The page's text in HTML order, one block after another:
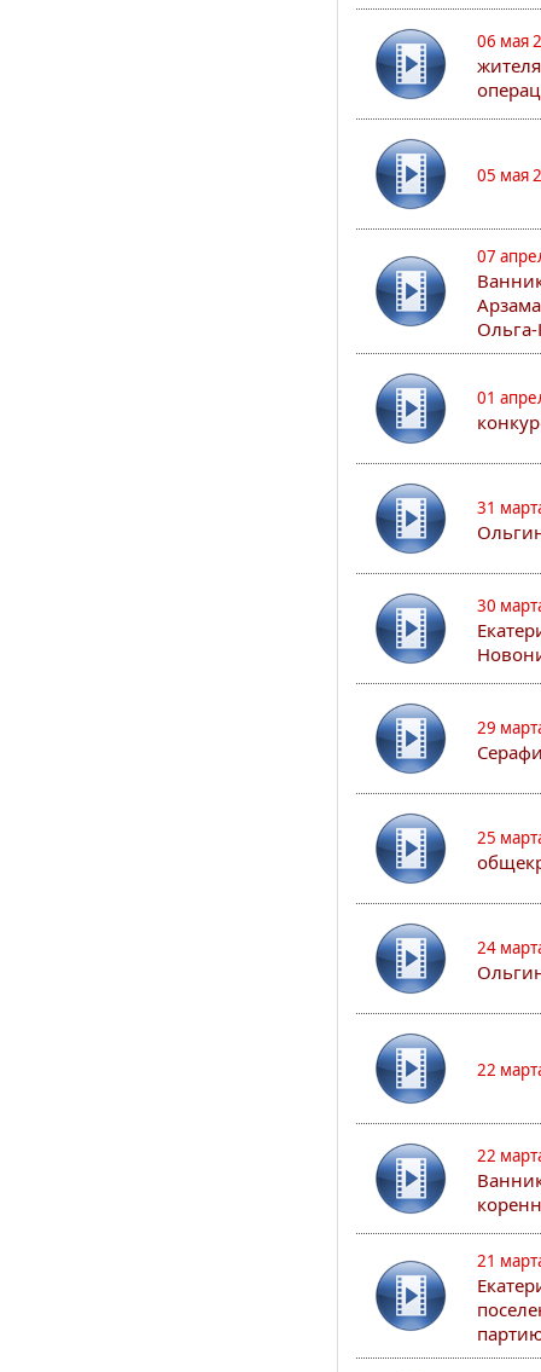
06 мая
05 мая
07
01
31
30
29
25
24
22
22
21